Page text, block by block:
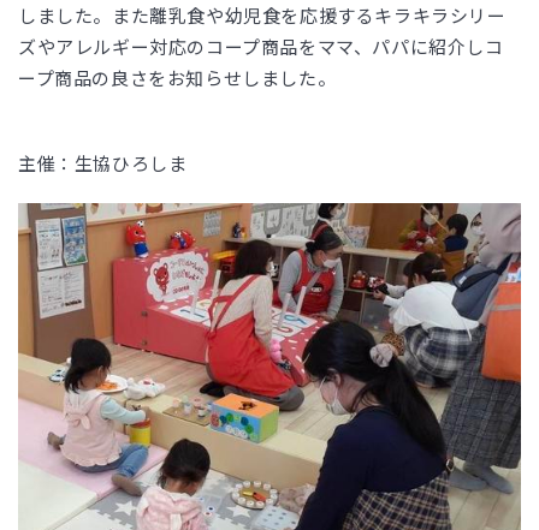
しました。また離乳食や幼児食を応援するキラキラシリー
ズやアレルギー対応のコープ商品をママ、パパに紹介しコ
ープ商品の良さをお知らせしました。
主催：生協ひろしま